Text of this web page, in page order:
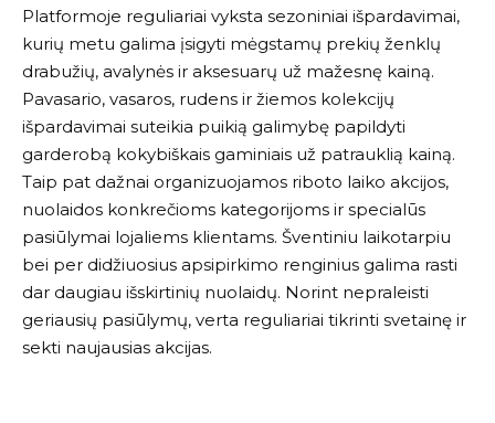
Platformoje reguliariai vyksta sezoniniai išpardavimai,
kurių metu galima įsigyti mėgstamų prekių ženklų
drabužių, avalynės ir aksesuarų už mažesnę kainą.
Pavasario, vasaros, rudens ir žiemos kolekcijų
išpardavimai suteikia puikią galimybę papildyti
garderobą kokybiškais gaminiais už patrauklią kainą.
Taip pat dažnai organizuojamos riboto laiko akcijos,
nuolaidos konkrečioms kategorijoms ir specialūs
pasiūlymai lojaliems klientams. Šventiniu laikotarpiu
bei per didžiuosius apsipirkimo renginius galima rasti
dar daugiau išskirtinių nuolaidų. Norint nepraleisti
geriausių pasiūlymų, verta reguliariai tikrinti svetainę ir
sekti naujausias akcijas.